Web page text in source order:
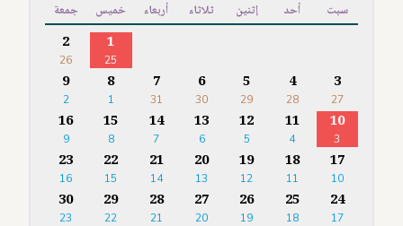
سبت أحد إثنين ثلاثاء أربعاء خميس جمعة
1
25
2
26
3
27
4
28
5
29
6
30
7
31
8
1
9
2
10
3
11
4
12
5
13
6
14
7
15
8
16
9
17
10
18
11
19
12
20
13
21
14
22
15
23
16
24
17
25
18
26
19
27
20
28
21
29
22
30
23